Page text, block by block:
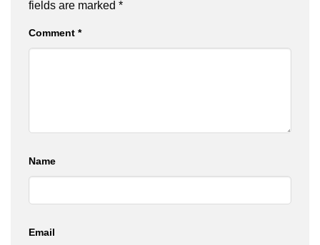
fields are marked *
Comment *
Name
Email